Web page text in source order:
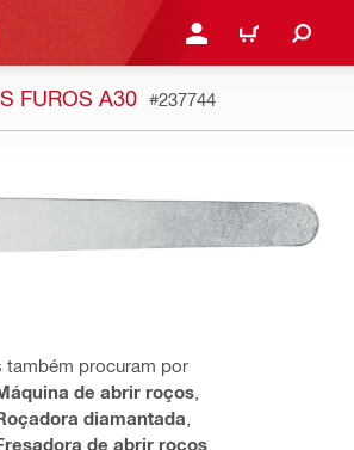
ENTRAR OU REGISTAR
CARRINHO
FUROS A30 #237744
também procuram por
de abrir roços
diamantada
de abrir roços